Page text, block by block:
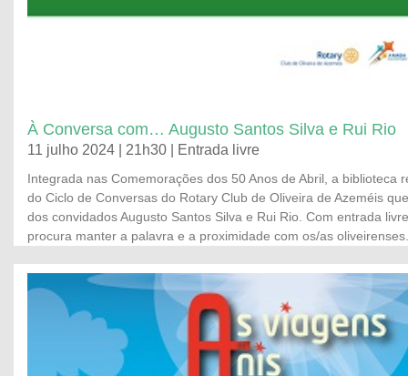
À Conversa com… Augusto Santos Silva e Rui Rio
11 julho 2024 | 21h30 | Entrada livre
Integrada nas Comemorações dos 50 Anos de Abril, a biblioteca
do Ciclo de Conversas do Rotary Club de Oliveira de Azeméis
dos convidados Augusto Santos Silva e Rui Rio. Com entrada
procura manter a palavra e a proximidade com os/as oliveirenses.